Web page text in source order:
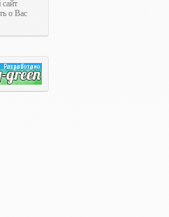
о Вас